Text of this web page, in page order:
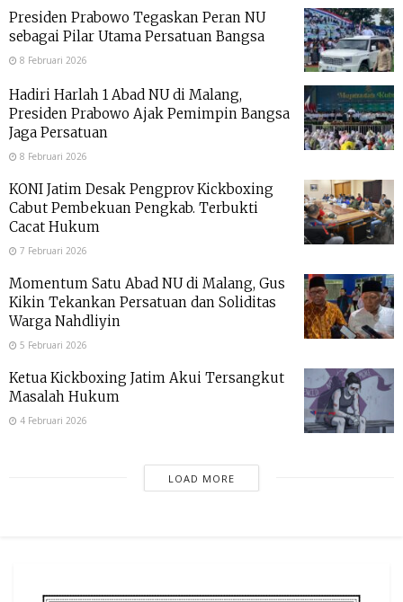
Presiden Prabowo Tegaskan Peran NU
sebagai Pilar Utama Persatuan Bangsa
8 Februari 2026
Hadiri Harlah 1 Abad NU di Malang,
Presiden Prabowo Ajak Pemimpin Bangsa
Jaga Persatuan
8 Februari 2026
KONI Jatim Desak Pengprov Kickboxing
Cabut Pembekuan Pengkab. Terbukti
Cacat Hukum
7 Februari 2026
Momentum Satu Abad NU di Malang, Gus
Kikin Tekankan Persatuan dan Soliditas
Warga Nahdliyin
5 Februari 2026
Ketua Kickboxing Jatim Akui Tersangkut
Masalah Hukum
4 Februari 2026
LOAD MORE